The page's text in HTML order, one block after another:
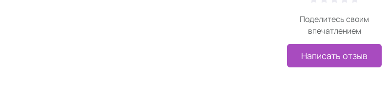
Поделитесь своим
впечатлением
Написать отзыв